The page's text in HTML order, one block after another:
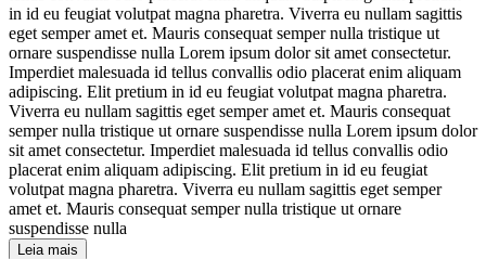
in id eu feugiat volutpat magna pharetra. Viverra eu nullam sagittis
eget semper amet et. Mauris consequat semper nulla tristique ut
ornare suspendisse nulla Lorem ipsum dolor sit amet consectetur.
Imperdiet malesuada id tellus convallis odio placerat enim aliquam
adipiscing. Elit pretium in id eu feugiat volutpat magna pharetra.
Viverra eu nullam sagittis eget semper amet et. Mauris consequat
semper nulla tristique ut ornare suspendisse nulla Lorem ipsum dolor
sit amet consectetur. Imperdiet malesuada id tellus convallis odio
placerat enim aliquam adipiscing. Elit pretium in id eu feugiat
volutpat magna pharetra. Viverra eu nullam sagittis eget semper
amet et. Mauris consequat semper nulla tristique ut ornare
suspendisse nulla
Leia mais